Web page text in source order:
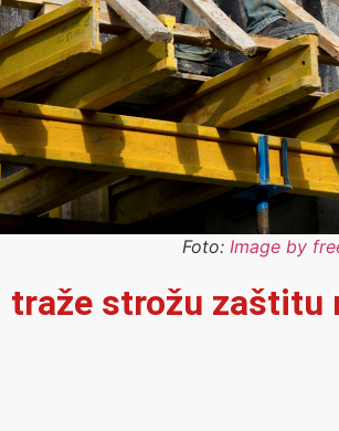
Foto: Image by
strožu zaštitu